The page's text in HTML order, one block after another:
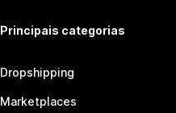
Principais categorias
Dropshipping
Marketplaces